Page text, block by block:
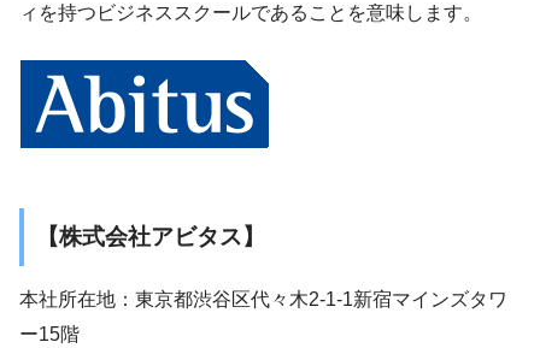
ィを持つビジネススクールであることを意味します。
【株式会社アビタス】
本社所在地：東京都渋谷区代々木2-1-1新宿マインズタワ
ー15階